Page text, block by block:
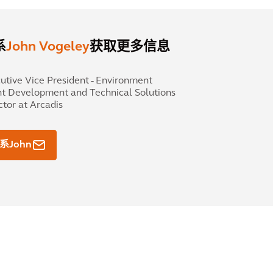
John Vogeley获取更多信息
Vice President - Environment
Development and Technical Solutions
at Arcadis
John